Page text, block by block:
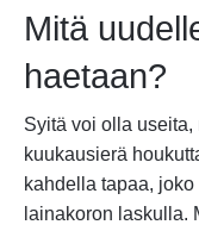
Mitä
haetaan?
Syitä voi olla useita,
kuukausierä
kahdella tapaa,
lainakoron laskulla.